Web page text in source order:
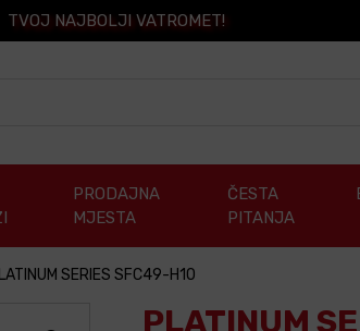
TVOJ NAJBOLJI VATROMET!
PRODAJNA
MJESTA
ČESTA
PITANJA
SERIES SFC49-H10
PLATINUM